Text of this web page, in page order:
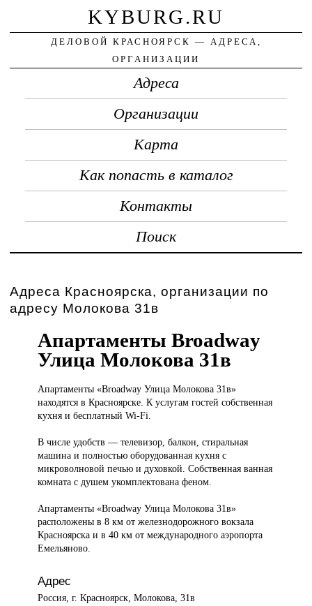
KYBURG.RU
ДЕЛОВОЙ КРАСНОЯРСК — АДРЕСА,
ОРГАНИЗАЦИИ
Адреса
Организации
Карта
Как попасть в каталог
Контакты
Поиск
Адреса Красноярска, организации по
адресу Молокова 31в
Апартаменты Broadway
Улица Молокова 31в
Апартаменты «BroadwayУлица Молокова 31в»
находятся в Красноярске. К услугам гостей собственная
кухня и бесплатный Wi-Fi.
В числе удобств — телевизор, балкон, стиральная
машина и полностью оборудованная кухня с
микроволновой печью и духовкой. Собственная ванная
комната с душем укомплектована феном.
Апартаменты «Broadway Улица Молокова 31в»
расположены в 8 км от железнодорожного вокзала
Красноярска и в 40 км от международного аэропорта
Емельяново.
Адрес
Россия, г. Красноярск, Молокова, 31в